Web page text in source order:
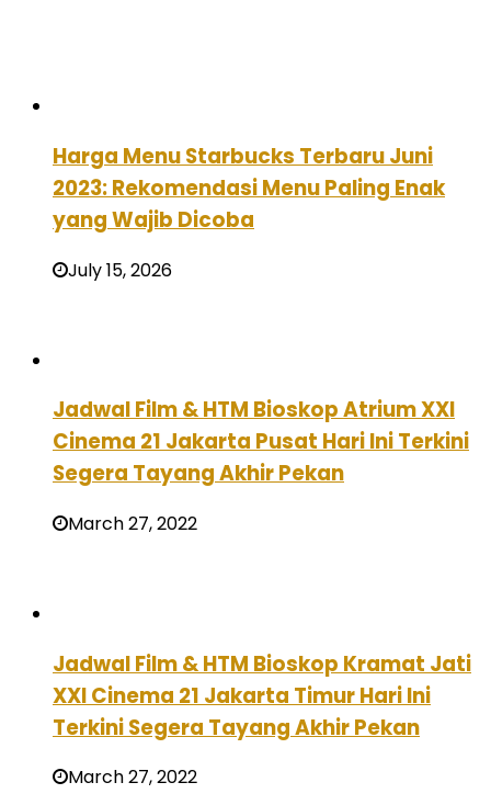
Harga Menu Starbucks Terbaru Juni
2023: Rekomendasi Menu Paling Enak
yang Wajib Dicoba
July 15, 2026
Jadwal Film & HTM Bioskop Atrium XXI
Cinema 21 Jakarta Pusat Hari Ini Terkini
Segera Tayang Akhir Pekan
March 27, 2022
Jadwal Film & HTM Bioskop Kramat Jati
XXI Cinema 21 Jakarta Timur Hari Ini
Terkini Segera Tayang Akhir Pekan
March 27, 2022